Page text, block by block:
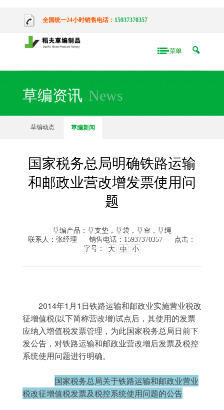
全国统一24小时销售电话： 15937370357
草编资讯 News
草编动态 草编新闻
国家税务总局明确铁路运输
和邮政业营改增发票使用问
题
草编产品：草支垫，草袋，草帘，草绳
联系人：张经理
销售电话：15937370357
点击：
字号：
大 中 小
征增值税(以下简称营改增)试点后，其使用的发票
应纳入增值税发票管理，为此国家税务总局日前下
发公告，对铁路运输和邮政业营改增后发票及税控
系统使用问题进行明确。
国家税务总局关于铁路运输和邮政业营业
税改征增值税发票及税控系统使用问题的公告